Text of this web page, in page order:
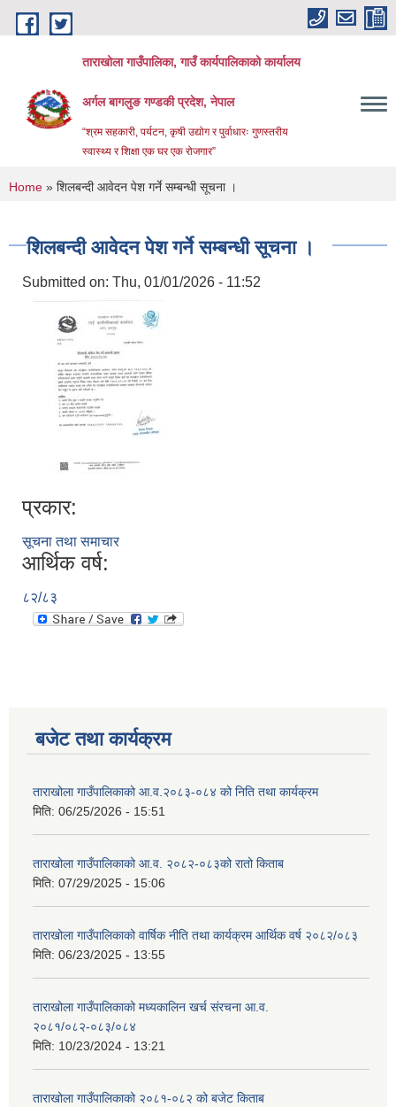
Skip to main content
ताराखोला गाउँपालिका, गाउँ कार्यपालिकाको कार्यालय
अर्गल बागलुङ गण्डकी प्रदेश, नेपाल
“श्रम सहकारी, पर्यटन, कृषी उद्योग र पुर्वाधारः गुणस्तरीय
स्वास्थ्य र शिक्षा एक घर एक रोजगार”
You are here
Home » शिलबन्दी आवेदन पेश गर्ने सम्बन्धी सूचना ।
शिलबन्दी आवेदन पेश गर्ने सम्बन्धी सूचना ।
Submitted on: Thu, 01/01/2026 - 11:52
प्रकार:
सूचना तथा समाचार
आर्थिक वर्ष:
८२/८३
बजेट तथा कार्यक्रम
ताराखोला गाउँपालिकाको आ.व.२०८३-०८४ को निति तथा कार्यक्रम
मिति: 06/25/2026 - 15:51
ताराखोला गाउँपालिकाको आ.व. २०८२-०८३को रातो किताब
मिति: 07/29/2025 - 15:06
ताराखोला गाउँपालिकाको वार्षिक नीति तथा कार्यक्रम आर्थिक वर्ष २०८२/०८३
मिति: 06/23/2025 - 13:55
ताराखोला गाउँपालिकाको मध्यकालिन खर्च संरचना आ.व.
२०८१/०८२-०८३/०८४
मिति: 10/23/2024 - 13:21
ताराखोला गाउँपालिकाको २०८१-०८२ को बजेट किताब